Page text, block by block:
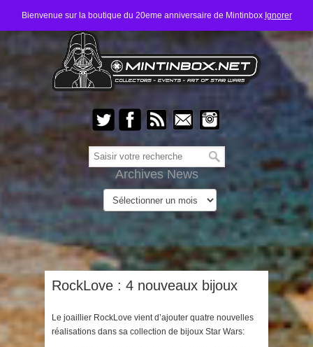
Bienvenue sur la boutique du 20eme anniversaire de Mintinbox Ignorer
Archives News
RockLove : 4 nouveaux bijoux
Le joaillier RockLove vient d’ajouter quatre nouvelles
réalisations dans sa collection de bijoux Star Wars: